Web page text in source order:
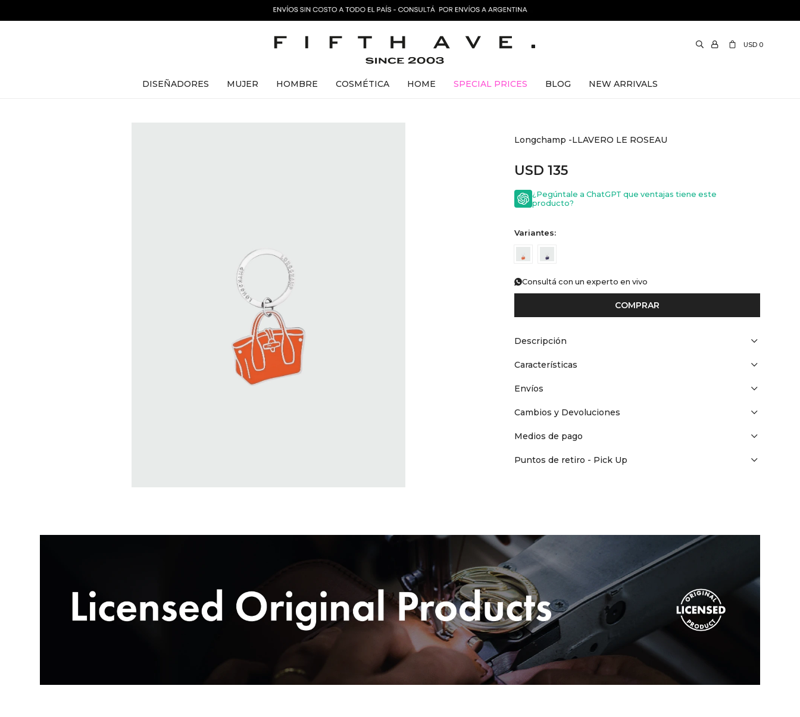
DISEÑADORES MUJER HOMBRE COSMÉTICA HOME SPECIAL PRICES BLOG NEW ARRIVALS
USD 0
Longchamp -LLAVERO LE ROSEAU
USD 135
¿Pegúntale a ChatGPT que ventajas tiene este
producto?
Variantes:
Consultá con un experto en vivo
COMPRAR
Descripción
Características
Envíos
Cambios y Devoluciones
Medios de pago
Puntos de retiro - Pick Up